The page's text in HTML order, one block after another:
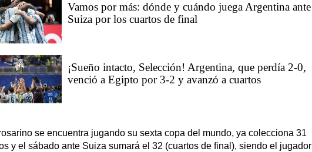
Vamos por más: dónde y cuándo juega Argentina ante
Suiza por los cuartos de final
¡Sueño intacto, Selección! Argentina, que perdía 2-0,
venció a Egipto por 3-2 y avanzó a cuartos
se encuentra jugando su sexta copa del mundo, ya colecciona 31
y el sábado ante Suiza sumará el 32 (cuartos de final), siendo el jugador